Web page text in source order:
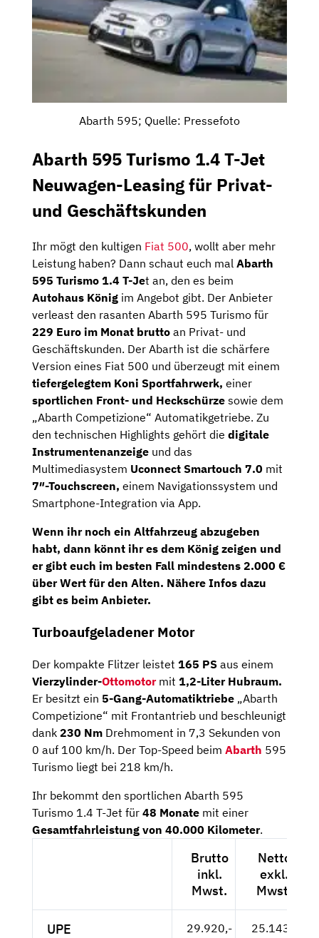
Abarth 595; Quelle: Pressefoto
Abarth 595 Turismo 1.4 T-Jet
Neuwagen-Leasing für Privat-
und Geschäftskunden
Ihr mögt den kultigen Fiat 500, wollt aber mehr
Leistung haben? Dann schaut euch mal Abarth
595 Turismo 1.4 T-Jet an, den es beim
Autohaus König im Angebot gibt. Der Anbieter
verleast den rasanten Abarth 595 Turismo für
229 Euro im Monat brutto an Privat- und
Geschäftskunden. Der Abarth ist die schärfere
Version eines Fiat 500 und überzeugt mit einem
tiefergelegtem Koni Sportfahrwerk, einer
sportlichen Front- und Heckschürze sowie dem
„Abarth Competizione“ Automatikgetriebe. Zu
den technischen Highlights gehört die digitale
Instrumentenanzeige und das
Multimediasystem Uconnect Smartouch 7.0 mit
7″-Touchscreen, einem Navigationssystem und
Smartphone-Integration via App.
Wenn ihr noch ein Altfahrzeug abzugeben
habt, dann könnt ihr es dem König zeigen und
er gibt euch im besten Fall mindestens 2.000 €
über Wert für den Alten. Nähere Infos dazu
gibt es beim Anbieter.
Turboaufgeladener Motor
Der kompakte Flitzer leistet 165 PS aus einem
Vierzylinder-Ottomotormit 1,2-Liter Hubraum.
Er besitzt ein 5-Gang-Automatiktriebe „Abarth
Competizione“ mit Frontantrieb und beschleunigt
dank 230 Nm Drehmoment in 7,3 Sekunden von
0 auf 100 km/h. Der Top-Speed beim Abarth 595
Turismo liegt bei 218 km/h.
Ihr bekommt den sportlichen Abarth 595
Turismo 1.4 T-Jet für 48 Monate mit einer
Gesamtfahrleistung von 40.000 Kilometer.
Brutto
inkl.
Mwst.
Netto
exkl.
Mwst.
UPE
29.920,-
25.143,-